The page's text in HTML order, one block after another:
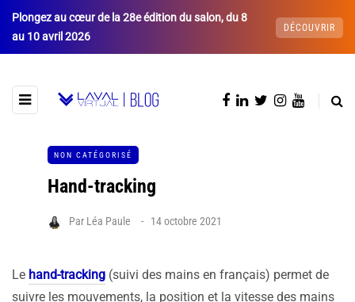
Plongez au cœur de la 28e édition du salon, du 8
au 10 avril 2026
DÉCOUVRIR
NON CATÉGORISÉ
Hand-tracking
Par Léa Paule 14 octobre 2021
Le hand-tracking (suivi des mains en français) permet de
suivre les mouvements, la position et la vitesse des mains